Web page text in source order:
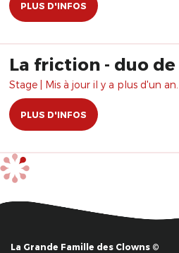
PLUS D'INFOS
La friction - duo
Stage | Mis à jour il y a plus d'un an.
PLUS D'INFOS
La Grande Famille des Clowns ©